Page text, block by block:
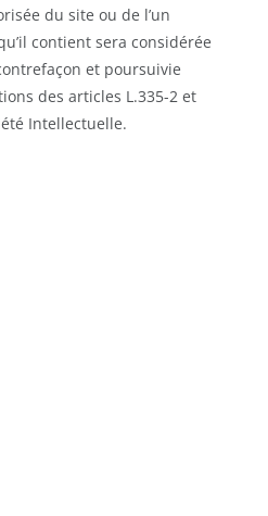
du site ou de l’un
contient sera considérée
et poursuivie
des articles L.335-2 et
Intellectuelle.